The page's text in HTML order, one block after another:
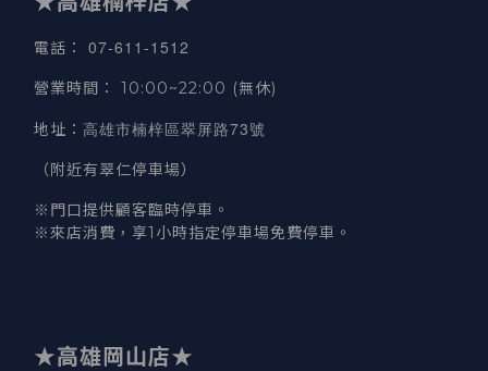
電話 ： 07-611-1512
營業時間 ： 10:00~22:00 (無休)
地址 ： 高雄市楠梓區翠屏路73號
（附近有翠仁停車場）
※門口提供顧客臨時停車。
※來店消費，享1小時指定停車場免費停車。
★高雄岡山店★